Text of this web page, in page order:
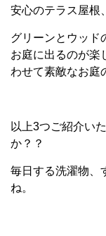
安心のテラス屋根
グリーンとウッド
お庭に出るのが楽
わせて素敵なお庭
以上3つご紹介い
か？？
毎日する洗濯物、
ね。